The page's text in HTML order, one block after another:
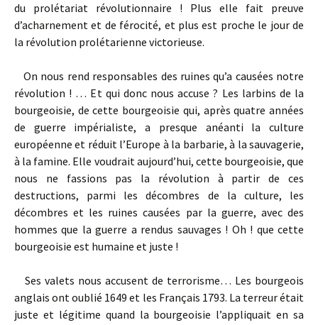
du prolétariat révolutionnaire ! Plus elle fait preuve
d’acharnement et de férocité, et plus est proche le jour de
la révolution prolétarienne victorieuse.
On nous rend responsables des ruines qu’a causées notre
révolution ! … Et qui donc nous accuse ? Les larbins de la
bourgeoisie, de cette bourgeoisie qui, après quatre années
de guerre impérialiste, a presque anéanti la culture
européenne et réduit l’Europe à la barbarie, à la sauvagerie,
à la famine. Elle voudrait aujourd’hui, cette bourgeoisie, que
nous ne fassions pas la révolution à partir de ces
destructions, parmi les décombres de la culture, les
décombres et les ruines causées par la guerre, avec des
hommes que la guerre a rendus sauvages ! Oh ! que cette
bourgeoisie est humaine et juste !
Ses valets nous accusent de terrorisme… Les bourgeois
anglais ont oublié 1649 et les Français 1793. La terreur était
juste et légitime quand la bourgeoisie l’appliquait en sa